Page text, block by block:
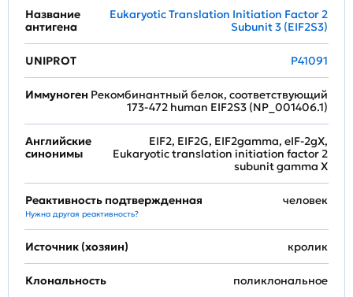
Название
антигена
Eukaryotic Translation Initiation Factor 2
Subunit 3 (EIF2S3)
UNIPROT P41091
Иммуноген Рекомбинантный белок, соответствующий
173-472 human EIF2S3 (NP_001406.1)
Английские
синонимы
EIF2, EIF2G, EIF2gamma, eIF-2gX,
Eukaryotic translation initiation factor 2
subunit gamma X
Реактивность подтвержденная
Нужна другая реактивность?
человек
Источник (хозяин) кролик
Клональность поликлональное